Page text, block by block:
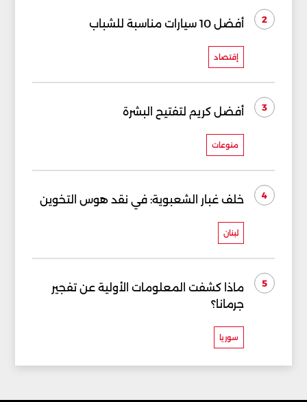
2 أفضل 10 سيارات مناسبة للشباب
إقتصاد
3 أفضل كريم لتفتيح البشرة
منوعات
4 خلف غبار الشعبوية: في نقد هوس التخوين
لبنان
5
ماذا كشفت المعلومات الأولية عن تفجير
جرمانا؟
سوريا